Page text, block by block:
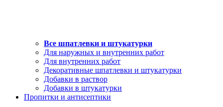
Все шпатлевки и штукатурки
Для наружных и внутренних работ
Для внутренних работ
Декоративные шпатлевки и штукатурки
Добавки в раствор
Добавки в штукатурки
Пропитки и антисептики